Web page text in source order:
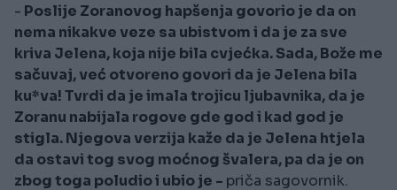
- Poslije Zoranovog hapšenja govorio je da on
nema nikakve veze sa ubistvom i da je za sve
kriva Jelena, koja nije bila cvjećka. Sada, Bože me
sačuvaj, već otvoreno govori da je Jelena bila
ku*va! Tvrdi da je imala trojicu ljubavnika, da je
Zoranu nabijala rogove gde god i kad god je
stigla. Njegova verzija kaže da je Jelena htjela
da ostavi tog svog moćnog švalera, pa da je on
zbog toga poludio i ubio je - priča sagovornik.